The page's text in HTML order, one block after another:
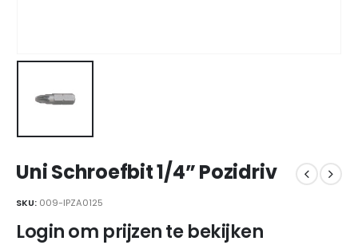
Uni Schroefbit 1/4” Pozidriv
SKU: 009-IPZA0125
Login om prijzen te bekijken